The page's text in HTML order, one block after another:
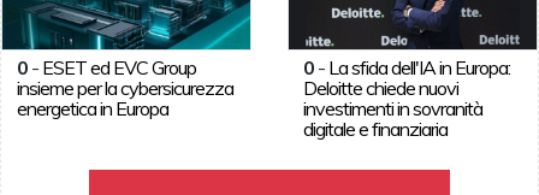
0- ESET ed EVC Group
insieme per la cybersicurezza
energetica in Europa
0- La sfida dell'IA in Europa:
Deloitte chiede nuovi
investimenti in sovranità
digitale e finanziaria